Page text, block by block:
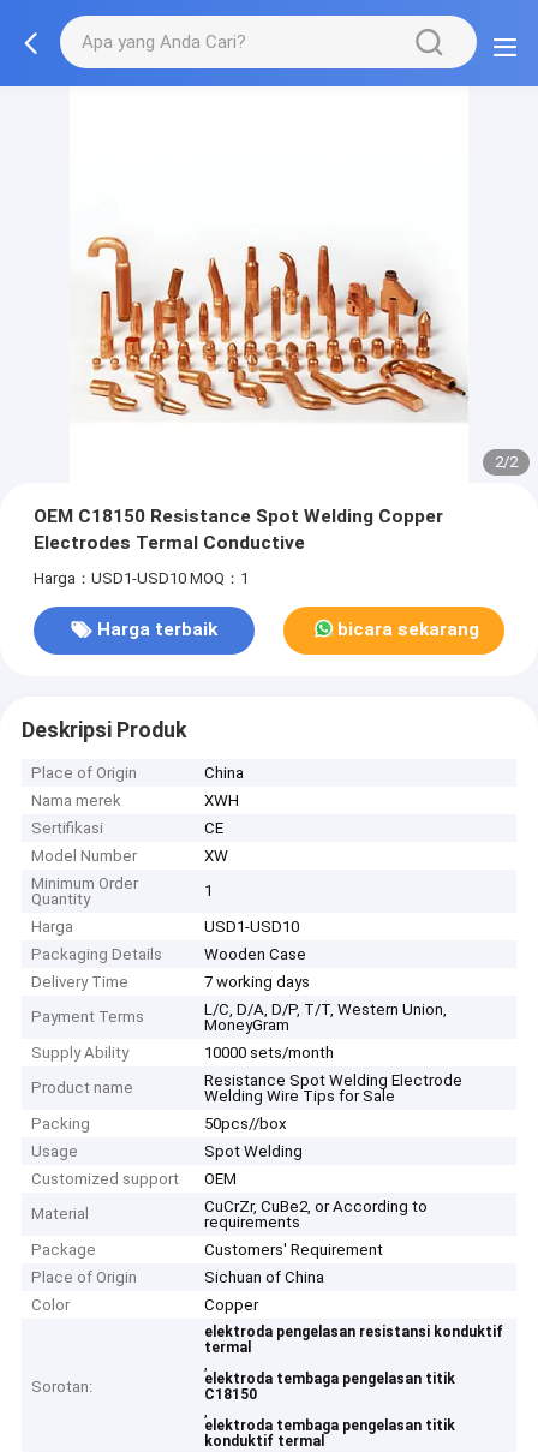
2/2
OEM C18150 Resistance Spot Welding Copper
Electrodes Termal Conductive
Harga：USD1-USD10 MOQ：1
Harga terbaik bicara sekarang
Deskripsi Produk
Place of Origin
China
Nama merek
XWH
Sertifikasi
CE
Model Number
XW
Minimum Order
Quantity
1
Harga
USD1-USD10
Packaging Details
Wooden Case
Delivery Time
7 working days
Payment Terms
L/C, D/A, D/P, T/T, Western Union,
MoneyGram
Supply Ability
10000 sets/month
Product name
Resistance Spot Welding Electrode
Welding Wire Tips for Sale
Packing
50pcs//box
Usage
Spot Welding
Customized support
OEM
Material
CuCrZr, CuBe2, or According to
requirements
Package
Customers' Requirement
Place of Origin
Sichuan of China
Color
Copper
Sorotan:
elektroda pengelasan resistansi konduktif
termal
,
elektroda tembaga pengelasan titik
C18150
,
elektroda tembaga pengelasan titik
konduktif termal